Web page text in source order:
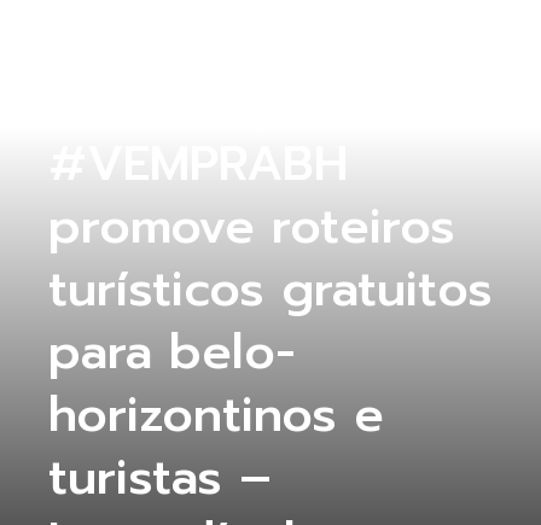
#VEMPRABH
promove roteiros
turísticos gratuitos
para belo-
horizontinos e
turistas –